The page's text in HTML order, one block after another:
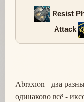
Resist
Attack
Abraxion - два
одинаково всё -